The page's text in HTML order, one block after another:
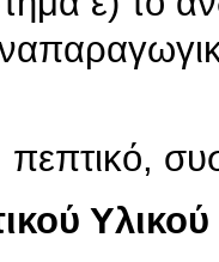
πεπτικό,
Υλικού